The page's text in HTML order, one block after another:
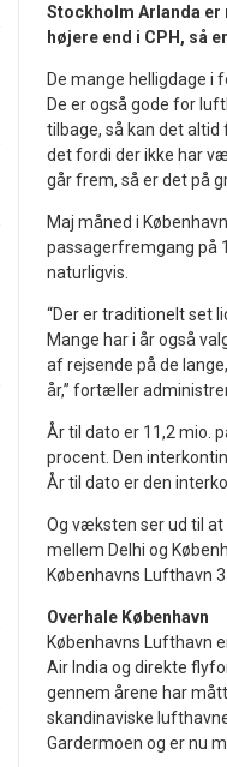
Stockholm Arlanda
højere end i CPH, så
De mange helligdage i
De er også gode for
tilbage, så kan det altid
det fordi der ikke har
går frem, så er det på
Maj måned i
passagerfremgang på
naturligvis.
“Der er traditionelt set
Mange har i år også
af rejsende på de
år,” fortæller
År til dato er 11,2 mio.
procent. Den
År til dato er den
Og væksten ser ud til
mellem Delhi og
Københavns Lufthavn
Overhale København
Københavns Lufthavn
Air India og direkte
gennem årene har
skandinaviske
Gardermoen og er nu